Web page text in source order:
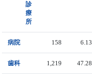
診
療
所
病院 158 6.13
歯科 1,219 47.28